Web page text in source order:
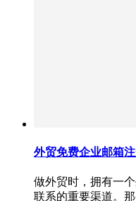
外贸免费企业邮箱
做外贸时，拥有一
联系的重要渠道。